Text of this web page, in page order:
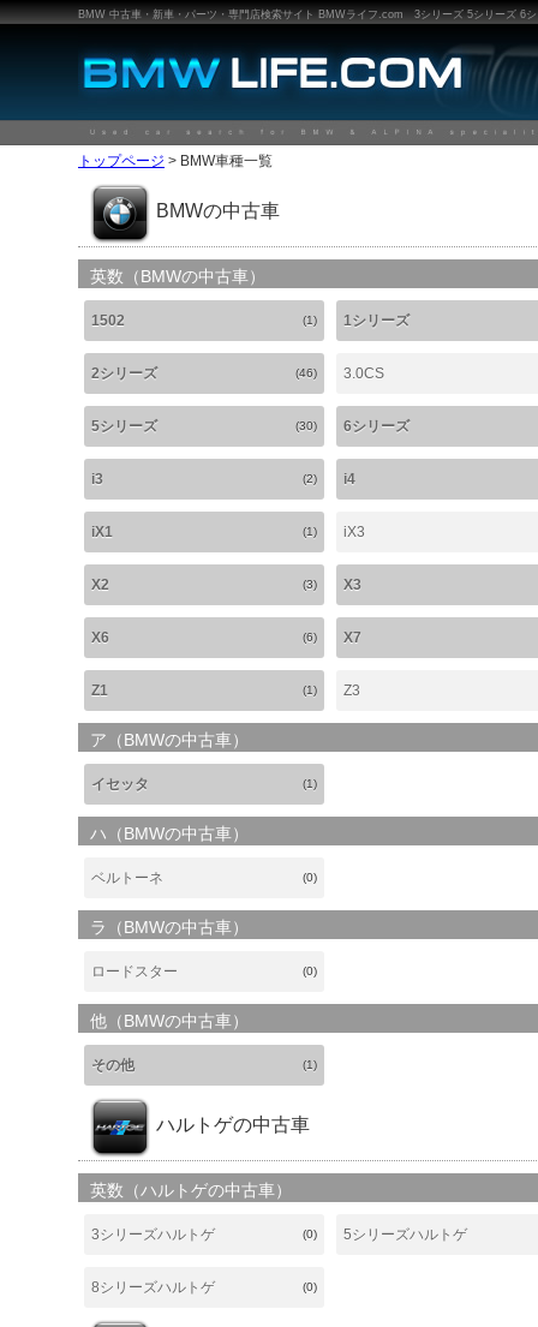
BMW 中古車・新車・パーツ・専門店検索サイト BMWライフ.com 3シリーズ 5シリーズ 6
トップページ > BMW車種一覧
BMWの中古車
英数（BMWの中古車）
1502 (1) 1シリーズ
2シリーズ (46) 3.0CS
5シリーズ (30) 6シリーズ
i3 (2) i4
iX1 (1) iX3
X2 (3) X3
X6 (6) X7
Z1 (1) Z3
ア（BMWの中古車）
イセッタ (1)
ハ（BMWの中古車）
ベルトーネ (0)
ラ（BMWの中古車）
ロードスター (0)
他（BMWの中古車）
その他 (1)
ハルトゲの中古車
英数（ハルトゲの中古車）
3シリーズハルトゲ (0) 5シリーズハルトゲ
8シリーズハルトゲ (0)